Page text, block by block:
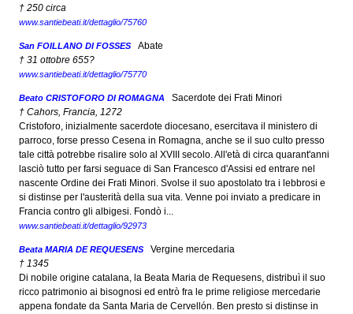
† 250 circa
www.santiebeati.it/dettaglio/75760
San FOILLANO DI FOSSES Abate
† 31 ottobre 655?
www.santiebeati.it/dettaglio/75770
Beato CRISTOFORO DI ROMAGNA
Sacerdote dei Frati Minori
† Cahors, Francia, 1272
Cristoforo, inizialmente sacerdote diocesano, esercitava il ministero di
parroco, forse presso Cesena in Romagna, anche se il suo culto presso
tale città potrebbe risalire solo al XVIII secolo. All'età di circa quarant'anni
lasciò tutto per farsi seguace di San Francesco d'Assisi ed entrare nel
nascente Ordine dei Frati Minori. Svolse il suo apostolato tra i lebbrosi e
si distinse per l'austerità della sua vita. Venne poi inviato a predicare in
Francia contro gli albigesi. Fondò i...
www.santiebeati.it/dettaglio/92973
Beata MARIA DE REQUESENS Vergine mercedaria
† 1345
Di nobile origine catalana, la Beata Maria de Requesens, distribuì il suo
ricco patrimonio ai bisognosi ed entrò fra le prime religiose mercedarie
appena fondate da Santa Maria de Cervellón. Ben presto si distinse in